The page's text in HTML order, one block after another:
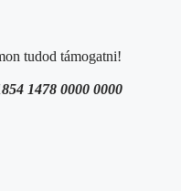
tudod támogatni!
1478 0000 0000